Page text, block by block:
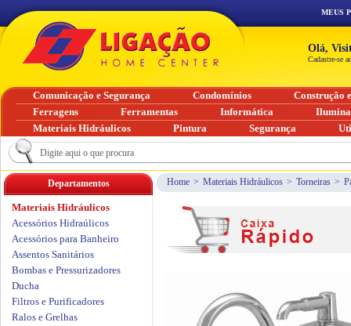
Home > Materiais Hidráulicos > Torneiras >
Departamentos
Materiais Hidráulicos
Acessórios Hidraúlicos
Acessórios para Banheiro
Assentos Sanitários
Bombas e Pressurizadores
Ducha
Filtros e Purificadores
Ralos e Grelhas
MEUS
Olá,
Cadastre-se
Comunicação e Segurança Condomínios
Construção
Ferragens
Ferramentas Informática
Materiais Hidráulicos
Pintura Segurança